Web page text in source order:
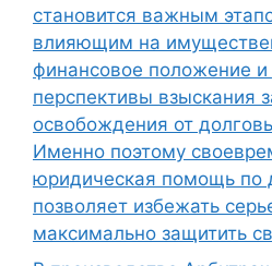
становится важным
влияющим на
финансовое положение
перспективы взыскания
освобождения от
Именно поэтому
юридическая помощь по
позволяет избежать
максимально защитить